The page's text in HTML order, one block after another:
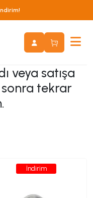
veya satışa
sonra tekrar
İndirim